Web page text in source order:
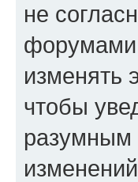
не
форумами
изменять
чтобы
разумным